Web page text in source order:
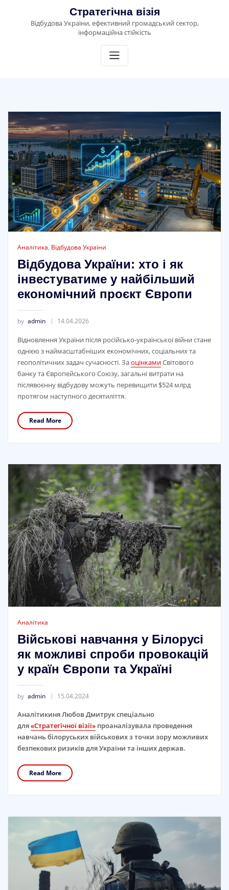
Стратегічна візія
Відбудова України, ефективний громадський сектор,
інформаційна стійкість
Аналітика, Відбудова України
Відбудова України: хто і як
інвестуватиме у найбільший
економічний проєкт Європи
by admin 14.04.2026
Відновлення України після російсько-української війни стане
однією з наймасштабніших економічних, соціальних та
геополітичних задач сучасності. ЗаоцінкамиСвітового
банку та Європейського Союзу, загальні витрати на
післявоєнну відбудову можуть перевищити $524 млрд
протягом наступного десятиліття.
Read More
Аналітика
Військові навчання у Білорусі
як можливі спроби провокацій
у країн Європи та Україні
by admin 15.04.2024
Аналітикиня Любов Дмитрук спеціально
для«Стратегічної візії»проаналізувала проведення
навчань білоруських військових з точки зору можливих
безпекових ризиків для України та інших держав.
Read More